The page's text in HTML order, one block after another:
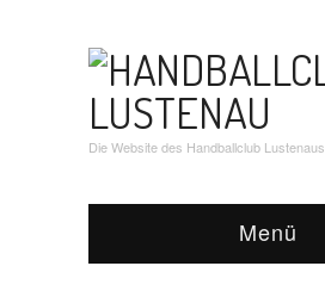
Die Website des Handballclub Lustenaus
Menü